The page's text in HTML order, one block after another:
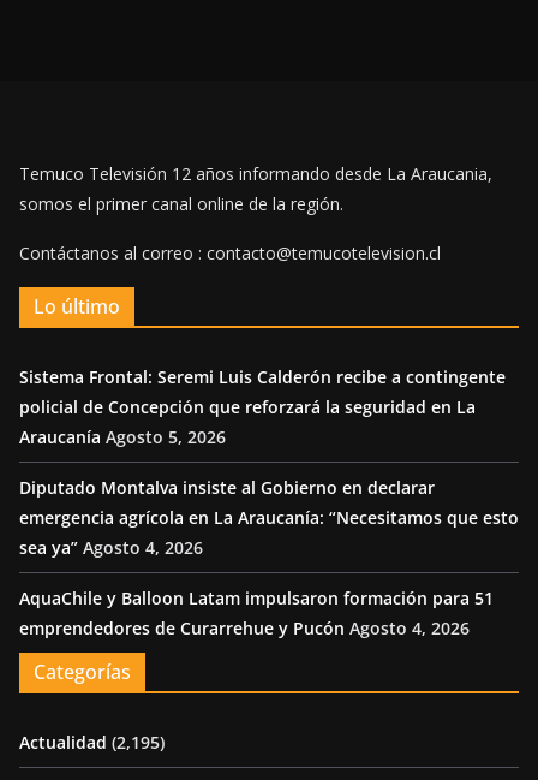
Temuco Televisión 12 años informando desde La Araucania,
somos el primer canal online de la región.
Contáctanos al correo : contacto@temucotelevision.cl
Lo último
Sistema Frontal: Seremi Luis Calderón recibe a contingente
policial de Concepción que reforzará la seguridad en La
Araucanía Agosto 5, 2026
Diputado Montalva insiste al Gobierno en declarar
emergencia agrícola en La Araucanía: “Necesitamos que esto
sea ya” Agosto 4, 2026
AquaChile y Balloon Latam impulsaron formación para 51
emprendedores de Curarrehue y Pucón Agosto 4, 2026
Categorías
Actualidad (2,195)